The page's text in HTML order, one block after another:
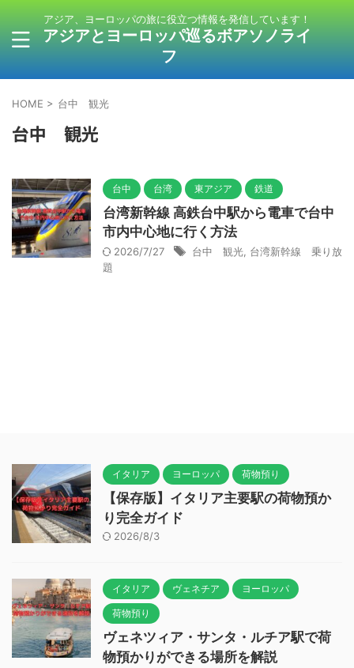
アジア、ヨーロッパの旅に役立つ情報を発信しています！
アジアとヨーロッパ巡るボアソノライ
フ
HOME > 台中 観光
台中 観光
台中 台湾 東アジア 鉄道
台湾新幹線 高鉄台中駅から電車で台中
市内中心地に行く方法
2026/7/27 台中 観光 台湾新幹線 乗り放
題
イタリア ヨーロッパ 荷物預り
【保存版】イタリア主要駅の荷物預か
り完全ガイド
2026/8/3
イタリア ヴェネチア ヨーロッパ
荷物預り
ヴェネツィア・サンタ・ルチア駅で荷
物預かりができる場所を解説